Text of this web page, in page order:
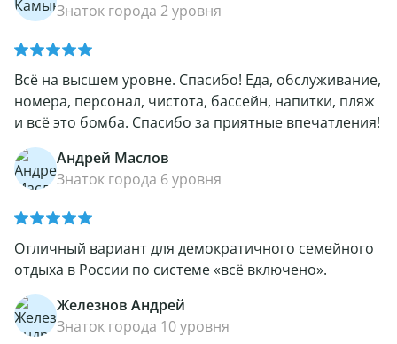
Знаток города 2 уровня
Всё на высшем уровне. Спасибо! Еда, обслуживание,
номера, персонал, чистота, бассейн, напитки, пляж
и всё это бомба. Спасибо за приятные впечатления!
Андрей Маслов
Знаток города 6 уровня
Отличный вариант для демократичного семейного
отдыха в России по системе «всё включено».
Железнов Андрей
Знаток города 10 уровня